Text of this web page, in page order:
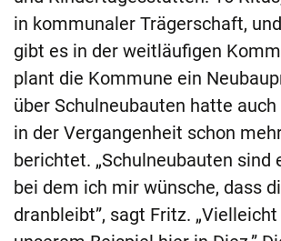
in kommunaler Trägerschaft,
gibt es in der weitläufigen
plant die Kommune ein
über Schulneubauten hatte auch
in der Vergangenheit schon
berichtet. „Schulneubauten sind
bei dem ich mir wünsche, dass
dranbleibt”, sagt Fritz.